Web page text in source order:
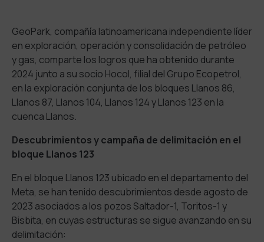
GeoPark, compañía latinoamericana independiente líder
en exploración, operación y consolidación de petróleo
y gas, comparte los logros que ha obtenido durante
2024 junto a su socio Hocol, filial del Grupo Ecopetrol,
en la exploración conjunta de los bloques Llanos 86,
Llanos 87, Llanos 104, Llanos 124 y Llanos 123 en la
cuenca Llanos.
Descubrimientos y campaña de delimitación en el
bloque Llanos 123
En el bloque Llanos 123 ubicado en el departamento del
Meta, se han tenido descubrimientos desde agosto de
2023 asociados a los pozos Saltador-1, Toritos-1 y
Bisbita, en cuyas estructuras se sigue avanzando en su
delimitación: